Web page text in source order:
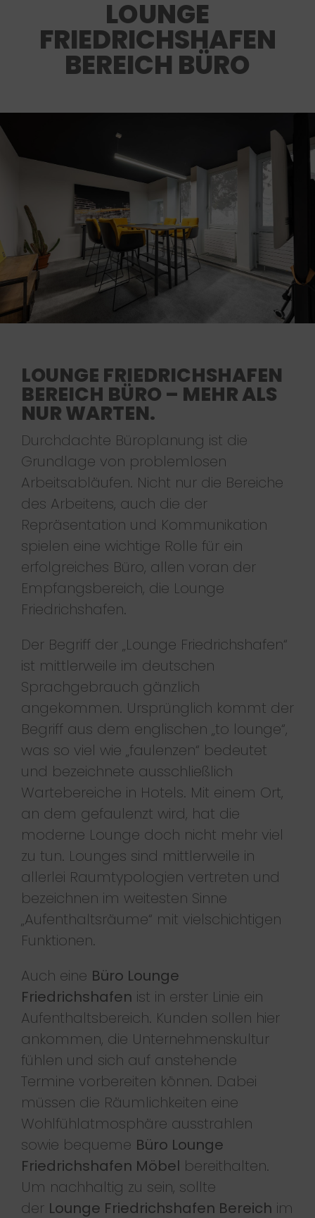
LOUNGE
FRIEDRICHSHAFEN
BEREICH BÜRO
LOUNGE FRIEDRICHSHAFEN
BEREICH BÜRO – MEHR ALS
NUR WARTEN.
Durchdachte Büroplanung ist die
Grundlage von problemlosen
Arbeitsabläufen. Nicht nur die Bereiche
des Arbeitens, auch die der
Repräsentation und Kommunikation
spielen eine wichtige Rolle für ein
erfolgreiches Büro, allen voran der
Empfangsbereich, die Lounge
Friedrichshafen.
Der Begriff der „Lounge Friedrichshafen“
ist mittlerweile im deutschen
Sprachgebrauch gänzlich
angekommen. Ursprünglich kommt der
Begriff aus dem englischen „to lounge“,
was so viel wie „faulenzen“ bedeutet
und bezeichnete ausschließlich
Wartebereiche in Hotels. Mit einem Ort,
an dem gefaulenzt wird, hat die
moderne Lounge doch nicht mehr viel
zu tun. Lounges sind mittlerweile in
allerlei Raumtypologien vertreten und
bezeichnen im weitesten Sinne
„Aufenthaltsräume“ mit vielschichtigen
Funktionen.
Auch eine Büro Lounge
Friedrichshafen ist in erster Linie ein
Aufenthaltsbereich. Kunden sollen hier
ankommen, die Unternehmenskultur
fühlen und sich auf anstehende
Termine vorbereiten können. Dabei
müssen die Räumlichkeiten eine
Wohlfühlatmosphäre ausstrahlen
sowie bequeme Büro Lounge
Friedrichshafen Möbel bereithalten.
Um nachhaltig zu sein, sollte
der Lounge Friedrichshafen Bereich im